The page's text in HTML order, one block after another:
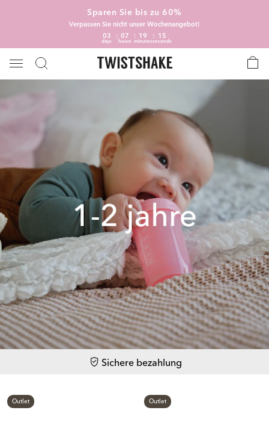
Sparen Sie bis zu 60%
Verpassen Sie nicht unser Wochenangebot!
03
days
07
hours
19
minutes
14
seconds
Sichere bezahlung
Outlet Outlet